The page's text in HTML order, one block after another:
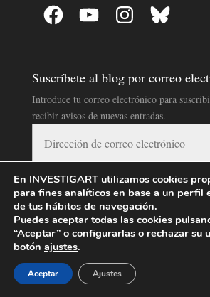
Facebook YouTube InstagramBluesky
Suscríbete al blog por correo
Introduce tu correo electrónico para
recibir avisos de nuevas entradas.
correo
electrónico
SUSCRIBIR
Blog con Licencia Creative
Blog InvestigArtporInvestigArt
En INVESTIGART utilizamos cookies
para fines analíticos en base a un perfil
de tus hábitos de navegación.
Puedes aceptar todas las cookies
“Aceptar” o configurarlas o rechazar su
botón ajustes.
Aceptar Ajustes